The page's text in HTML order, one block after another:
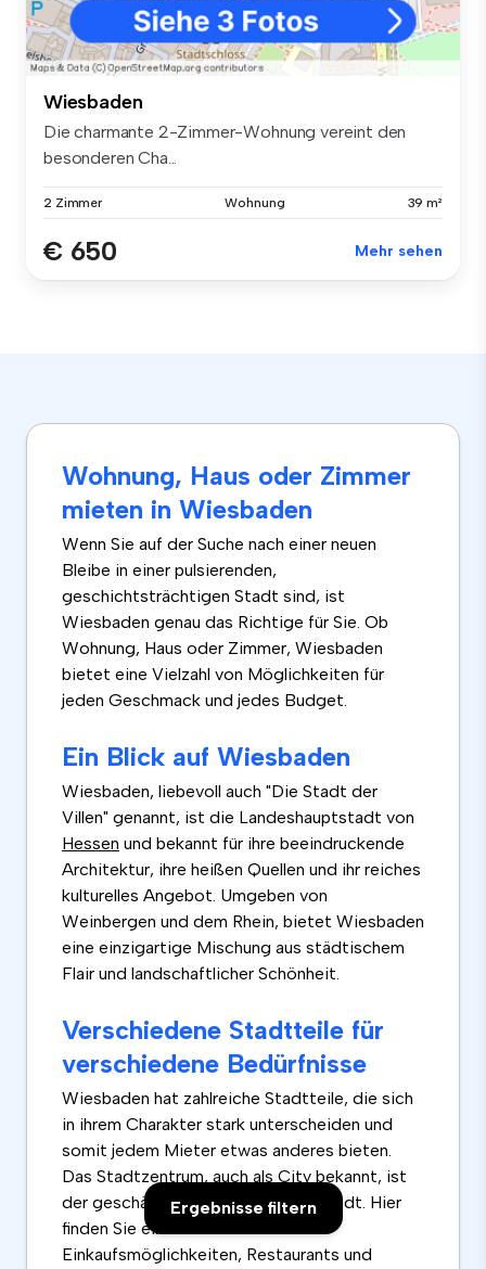
Ergebnisse filtern
Wiesbaden
Die charmante 2-Zimmer-Wohnung vereint den
besonderen Cha...
2 Zimmer Wohnung 39 m²
€ 650 Mehr sehen
Wohnung, Haus oder Zimmer
mieten in Wiesbaden
Wenn Sie auf der Suche nach einer neuen
Bleibe in einer pulsierenden,
geschichtsträchtigen Stadt sind, ist
Wiesbaden genau das Richtige für Sie. Ob
Wohnung, Haus oder Zimmer, Wiesbaden
bietet eine Vielzahl von Möglichkeiten für
jeden Geschmack und jedes Budget.
Ein Blick auf Wiesbaden
Wiesbaden, liebevoll auch "Die Stadt der
Villen" genannt, ist die Landeshauptstadt von
Hessen und bekannt für ihre beeindruckende
Architektur, ihre heißen Quellen und ihr reiches
kulturelles Angebot. Umgeben von
Weinbergen und dem Rhein, bietet Wiesbaden
eine einzigartige Mischung aus städtischem
Flair und landschaftlicher Schönheit.
Verschiedene Stadtteile für
verschiedene Bedürfnisse
Wiesbaden hat zahlreiche Stadtteile, die sich
in ihrem Charakter stark unterscheiden und
somit jedem Mieter etwas anderes bieten.
Das Stadtzentrum, auch als City bekannt, ist
der geschäftige Mittelpunkt der Stadt. Hier
finden Sie eine Vielzahl von
Einkaufsmöglichkeiten, Restaurants und